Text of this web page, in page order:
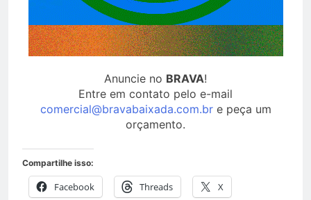
Anuncie no BRAVA!
Entre em contato pelo e-mail
comercial@bravabaixada.com.bre peça um
orçamento.
Compartilhe isso:
Facebook Threads X